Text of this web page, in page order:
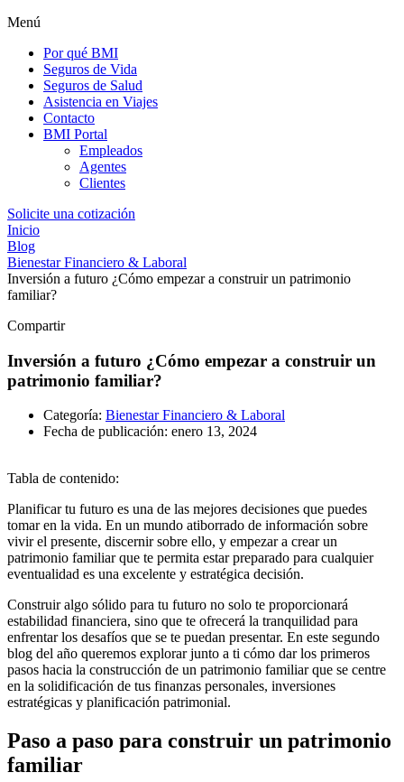
Menú
Por qué BMI
Seguros de Vida
Seguros de Salud
Asistencia en Viajes
Contacto
BMI Portal
Empleados
Agentes
Clientes
Solicite una cotización
Inicio
Blog
Bienestar Financiero & Laboral
Inversión a futuro ¿Cómo empezar a construir un patrimonio
familiar?
Compartir
Inversión a futuro ¿Cómo empezar a construir un
patrimonio familiar?
Categoría: Bienestar Financiero & Laboral
Fecha de publicación: enero 13, 2024
Tabla de contenido:
Planificar tu futuro es una de las mejores decisiones que puedes
tomar en la vida. En un mundo atiborrado de información sobre
vivir el presente, discernir sobre ello, y empezar a crear un
patrimonio familiar que te permita estar preparado para cualquier
eventualidad es una excelente y estratégica decisión.
Construir algo sólido para tu futuro no solo te proporcionará
estabilidad financiera, sino que te ofrecerá la tranquilidad para
enfrentar los desafíos que se te puedan presentar. En este segundo
blog del año queremos explorar junto a ti cómo dar los primeros
pasos hacia la construcción de un patrimonio familiar que se centre
en la solidificación de tus finanzas personales, inversiones
estratégicas y planificación patrimonial.
Paso a paso para construir un patrimonio
familiar